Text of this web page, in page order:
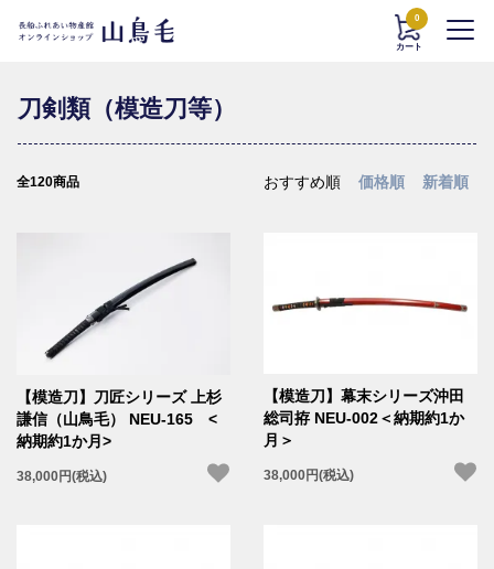
カート
0
刀剣類（模造刀等）
全120商品 おすすめ順 価格順 新着順
【模造刀】刀匠シリーズ 上杉
謙信（山鳥毛） NEU-165 <
納期約1か月>
38,000円(税込)
【模造刀】幕末シリーズ沖田
総司拵 NEU-002＜納期約1か
月＞
38,000円(税込)